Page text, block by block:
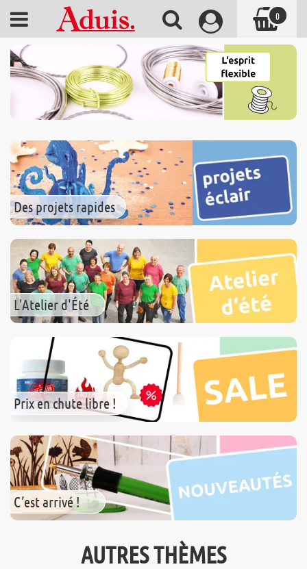
Des projets rapides
L'Atelier d'Été
Prix en chute libre !
C’est arrivé !
AUTRES THÈMES
0